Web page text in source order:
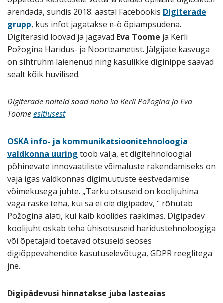
arendada, sündis 2018. aastal Facebookis Digiterade
grupp, kus infot jagatakse n-ö õpiampsudena.
Digiterasid loovad ja jagavad Eva Toome ja Kerli
Požogina Haridus- ja Noorteametist. Jälgijate kasvuga
on sihtrühm laienenud ning kasulikke diginippe saavad
sealt kõik huvilised.
Digiterade näiteid saad näha ka Kerli Požogina ja Eva
Toomeesitlusest
OSKA info- ja kommunikatsioonitehnoloogia
valdkonna uuring toob välja, et digitehnoloogial
põhinevate innovaatiliste võimaluste rakendamiseks on
vaja igas valdkonnas digimuutuste eestvedamise
võimekusega juhte. „Tarku otsuseid on koolijuhina
väga raske teha, kui sa ei ole digipädev, “ rõhutab
Požogina alati, kui käib koolides rääkimas. Digipädev
koolijuht oskab teha ühisotsuseid haridustehnoloogiga
või õpetajaid toetavad otsuseid seoses
digiõppevahendite kasutuselevõtuga, GDPR reeglitega
jne.
Digipädevusi hinnatakse juba lasteaias